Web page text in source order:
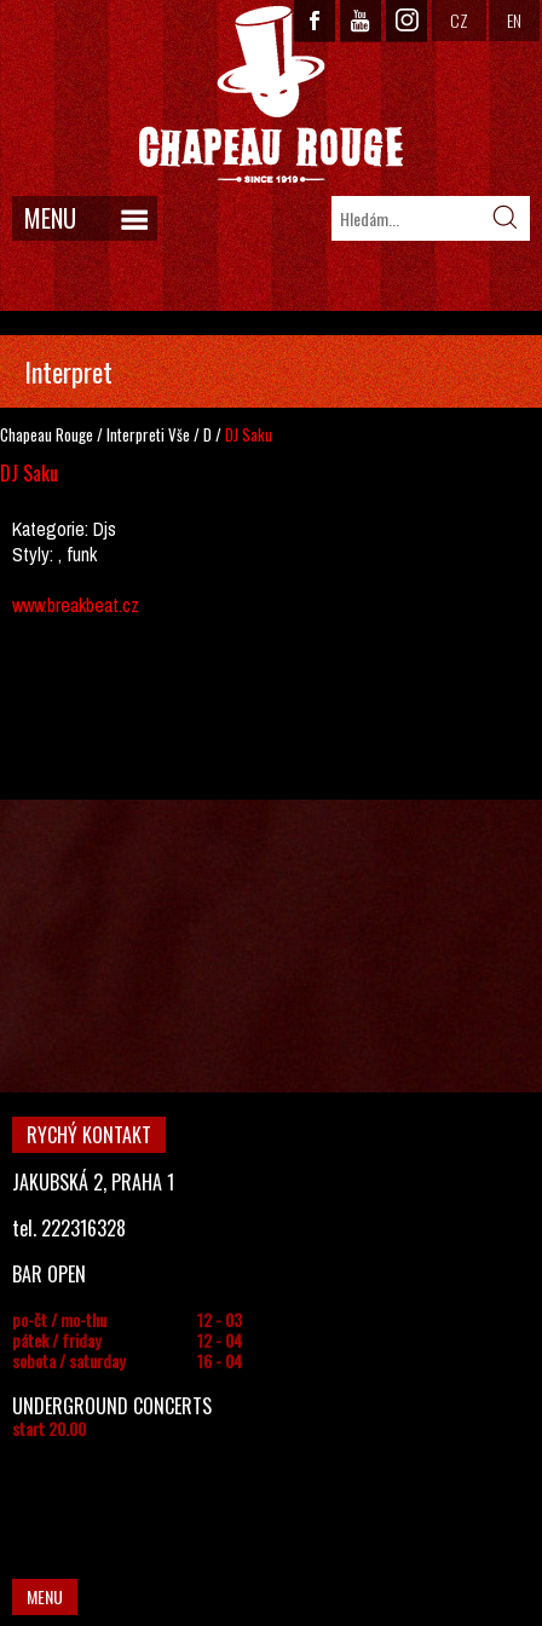
CZ EN
MENU
Interpret
Chapeau Rouge /InterpretiVše /D/DJ Saku
DJ Saku
Kategorie:Djs
Styly:, funk
www.breakbeat.cz
RYCHÝ KONTAKT
JAKUBSKÁ 2, PRAHA 1
tel. 222316328
BAR OPEN
po-čt / mo-thu
12 - 03
pátek / friday
12 - 04
sobota / saturday
16 - 04
UNDERGROUND CONCERTS
start 20.00
MENU